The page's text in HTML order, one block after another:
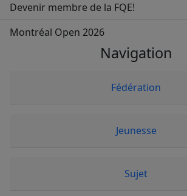
Devenir membre de la FQE!
Montréal Open 2026
Navigation
Fédération
Jeunesse
Sujet